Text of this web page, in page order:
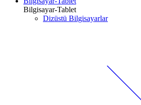
Bilgisayar-Tablet
Dizüstü Bilgisayarlar